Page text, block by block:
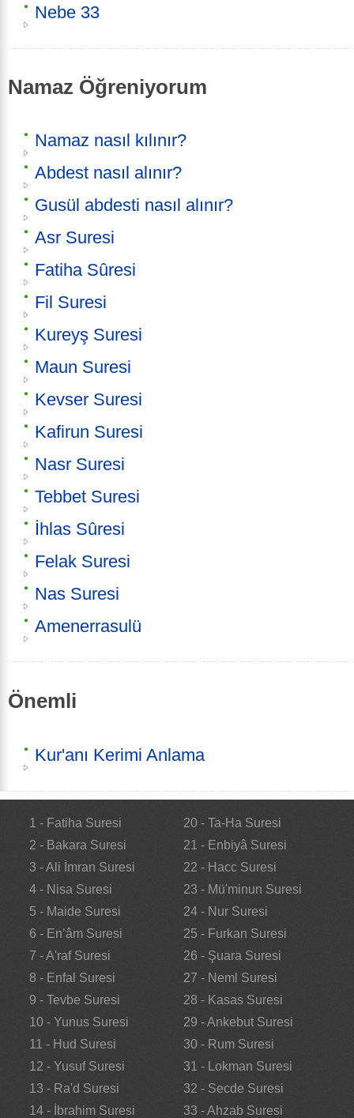
Nebe 33
Namaz Öğreniyorum
Namaz nasıl kılınır?
Abdest nasıl alınır?
Gusül abdesti nasıl alınır?
Asr Suresi
Fatiha Sûresi
Fil Suresi
Kureyş Suresi
Maun Suresi
Kevser Suresi
Kafirun Suresi
Nasr Suresi
Tebbet Suresi
İhlas Sûresi
Felak Suresi
Nas Suresi
Amenerrasulü
Önemli
Kur'anı Kerimi Anlama
1 - Fatiha Suresi
2 - Bakara Suresi
3 - Ali İmran Suresi
4 - Nisa Suresi
5 - Maide Suresi
6 - En’âm Suresi
7 - A'raf Suresi
8 - Enfal Suresi
9 - Tevbe Suresi
10 - Yunus Suresi
11 - Hud Suresi
12 - Yusuf Suresi
13 - Ra'd Suresi
14 - İbrahim Suresi
20 - Ta-Ha Suresi
21 - Enbiyâ Suresi
22 - Hacc Suresi
23 - Mü'minun Suresi
24 - Nur Suresi
25 - Furkan Suresi
26 - Şuara Suresi
27 - Neml Suresi
28 - Kasas Suresi
29 - Ankebut Suresi
30 - Rum Suresi
31 - Lokman Suresi
32 - Secde Suresi
33 - Ahzab Suresi